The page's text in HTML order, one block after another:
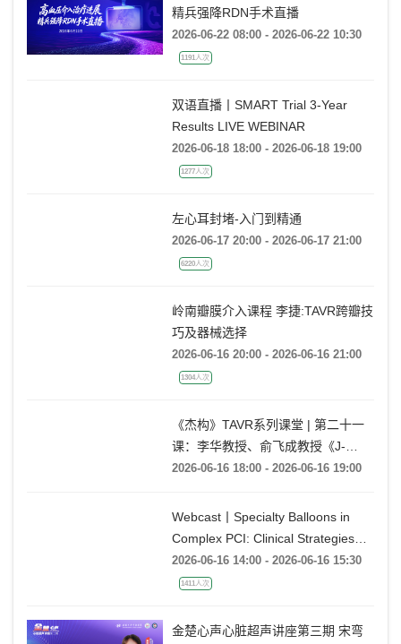
精兵强降RDN手术直播
2026-06-22 08:00 - 2026-06-22 10:30
1191人次
双语直播丨SMART Trial 3-Year
Results LIVE WEBINAR
2026-06-18 18:00 - 2026-06-18 19:00
1277人次
左心耳封堵-入门到精通
2026-06-17 20:00 - 2026-06-17 21:00
6220人次
岭南瓣膜介入课程 李捷:TAVR跨瓣技
巧及器械选择
《杰构》TAVR系列课堂 | 第二十一
课：李华教授、俞飞成教授《J-
Webcast丨Specialty Balloons in
Complex PCI: Clinical Strategies
with BrosMed
2026-06-16 14:00 - 2026-06-16 15:30